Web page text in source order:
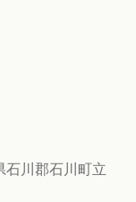
石川郡石川町立